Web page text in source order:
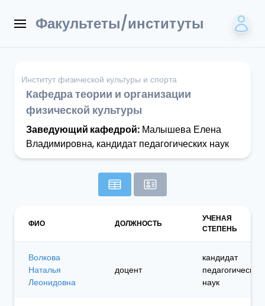
Факультеты/институты
Институт физической культуры и спорта
Кафедра теории и организации
физической культуры
Заведующий кафедрой: Малышева Елена
Владимировна, кандидат педагогических наук
ФИО ДОЛЖНОСТЬ
УЧЕНАЯ
СТЕПЕНЬ
Волкова
Наталья
Леонидовна
доцент
кандидат
педагогических
наук